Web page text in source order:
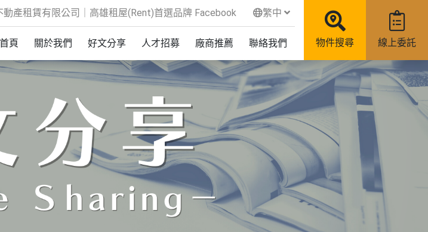
動產租賃有限公司｜高雄租屋(Rent)首選品牌 Facebook 繁中
首頁 關於我們 好文分享 人才招募 廠商推薦 聯絡我們 物件搜尋 線上委託